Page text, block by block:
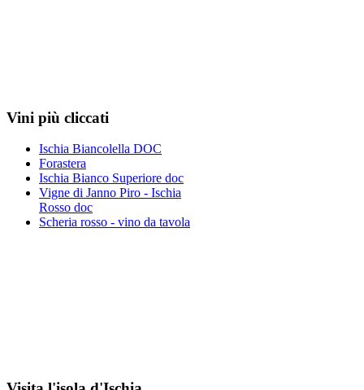
Vini più cliccati
Ischia Biancolella DOC
Forastera
Ischia Bianco Superiore doc
Vigne di Janno Piro - Ischia
Rosso doc
Scheria rosso - vino da tavola